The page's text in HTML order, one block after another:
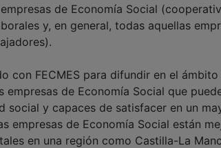
de Economía Social
y, en general, todas aquellas
con FECMES para difundir en el
de Economía Social que
y capaces de satisfacer en un
empresas de Economía Social están
en una región como Castilla-La